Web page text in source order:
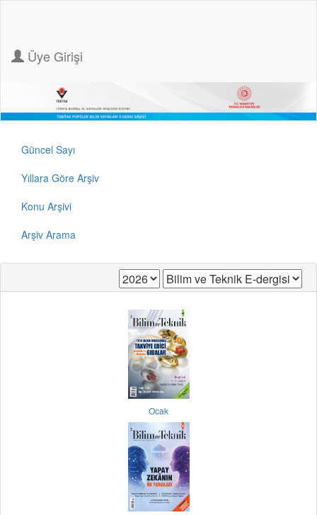
Üye Girişi
Güncel Sayı
Yıllara Göre Arşiv
Konu Arşivi
Arşiv Arama
Ocak